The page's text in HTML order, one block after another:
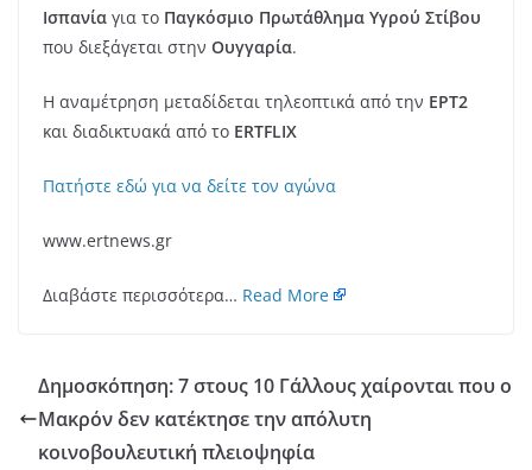
Ισπανία για το Παγκόσμιο Πρωτάθλημα Υγρού Στίβου
που διεξάγεται στην Ουγγαρία.
Η αναμέτρηση μεταδίδεται τηλεοπτικά από την ΕΡΤ2
και διαδικτυακά από το ERTFLIX
Πατήστε εδώ για να δείτε τον αγώνα
www.ertnews.gr
Διαβάστε περισσότερα… Read More
Δημοσκόπηση: 7 στους 10 Γάλλους χαίρονται που ο
Μακρόν δεν κατέκτησε την απόλυτη
κοινοβουλευτική πλειοψηφία